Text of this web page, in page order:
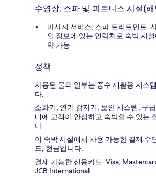
수영장, 스파 및 피트니스 시설(
마사지 서비스, 스파 트리트먼트:
인 정보에 있는 연락처로 숙박 시
약 가능
정책
사용된 물의 일부는 중수 재활용 시스
다.
소화기, 연기 감지기, 보안 시스템, 구
내에 고객이 안심하고 숙박할 수 있는
다.
이 숙박 시설에서 사용 가능한 결제 수
드, 현금입니다.
결제 가능한 신용카드: Visa,
JCB International